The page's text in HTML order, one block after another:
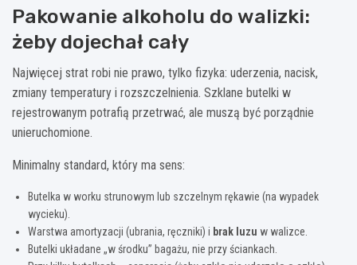
Pakowanie alkoholu do walizki:
żeby dojechał cały
Najwięcej strat robi nie prawo, tylko fizyka: uderzenia, nacisk,
zmiany temperatury i rozszczelnienia. Szklane butelki w
rejestrowanym potrafią przetrwać, ale muszą być porządnie
unieruchomione.
Minimalny standard, który ma sens:
Butelka w worku strunowym lub szczelnym rękawie (na wypadek
wycieku).
Warstwa amortyzacji (ubrania, ręczniki) i brak luzu w walizce.
Butelki układane „w środku” bagażu, nie przy ściankach.